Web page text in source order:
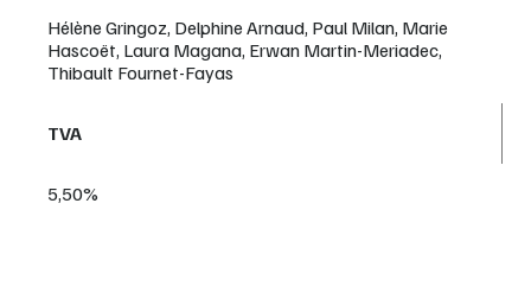
Hélène Gringoz, Delphine Arnaud, Paul Milan, Marie
Hascoët, Laura Magana, Erwan Martin-Meriadec,
Thibault Fournet-Fayas
TVA
5,50%